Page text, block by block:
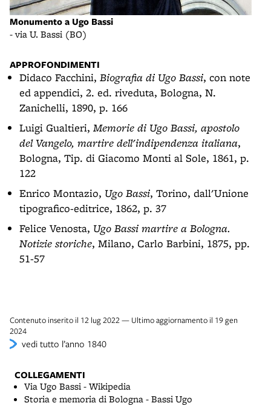
Monumento a Ugo Bassi
- via U. Bassi (BO)
APPROFONDIMENTI
Didaco Facchini, Biografia di Ugo Bassi, con note
ed appendici, 2. ed. riveduta, Bologna, N.
Zanichelli, 1890, p. 166
Luigi Gualtieri, Memorie di Ugo Bassi, apostolo
del Vangelo, martire dell'indipendenza italiana,
Bologna, Tip. di Giacomo Monti al Sole, 1861, p.
122
Enrico Montazio, Ugo Bassi, Torino, dall'Unione
tipografico-editrice, 1862, p. 37
Felice Venosta, Ugo Bassi martire a Bologna.
Notizie storiche, Milano, Carlo Barbini, 1875, pp.
51-57
Contenuto inserito il 12 lug 2022 — Ultimo aggiornamento il 19 gen
2024
vedi tutto l’anno 1840
COLLEGAMENTI
Via Ugo Bassi - Wikipedia
Storia e memoria di Bologna - Bassi Ugo